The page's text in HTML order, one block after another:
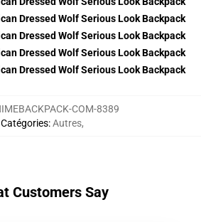
COM-8389
Catégories:Autres,
Customers Say